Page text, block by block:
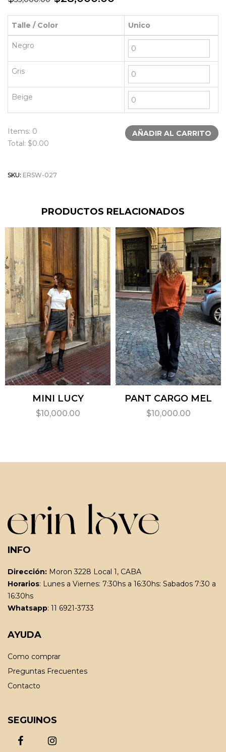
Talle / Color Unico
Negro
Gris
Beige
Items: 0
Total: $0.00
AÑADIR AL CARRITO
SKU: ERSW-027
PRODUCTOS RELACIONADOS
MINI LUCY
$10,000.00
PANT CARGO MEL
$10,000.00
INFO
Dirección: Moron 3228 Local 1, CABA
Horarios: Lunes a Viernes: 7:30hs a 16:30hs: Sabados 7:30 a
16:30hs
Whatsapp: 11 6921-3733
AYUDA
Como comprar
Preguntas Frecuentes
Contacto
SEGUINOS